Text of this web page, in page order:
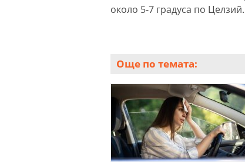
около 5-7 градуса по Целзий.
Още по темата: